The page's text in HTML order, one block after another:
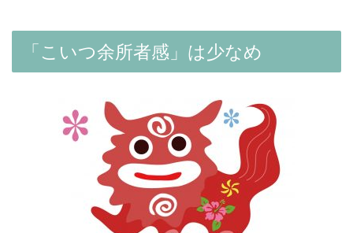
「こいつ余所者感」は少なめ